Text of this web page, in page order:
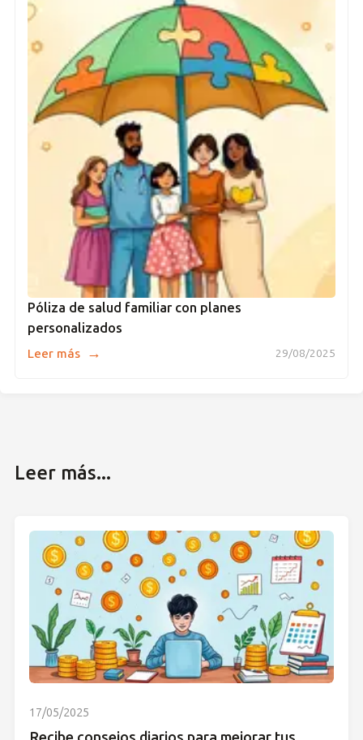
Póliza de salud familiar con planes
personalizados
29/08/2025
Leer más →
Leer más...
17/05/2025